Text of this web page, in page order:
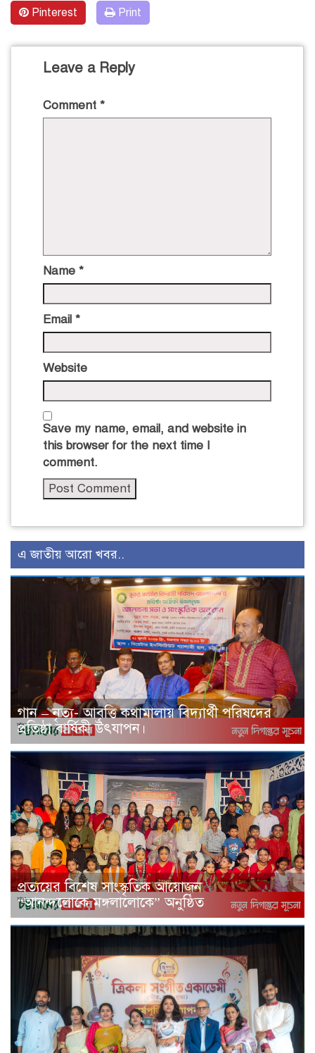
Pinterest Print
Leave a Reply
Comment *
Name *
Email *
Website
Save my name, email, and website in
this browser for the next time I
comment.
এ জাতীয় আরো খবর..
গান – নৃত্য- আবৃত্তি কথামালায় বিদ্যার্থী পরিষদের
প্রতিষ্ঠা বার্ষিকী উৎযাপন।
প্রত্যয়ের বিশেষ সাংস্কৃতিক আয়োজন
“আনন্দলোকে মঙ্গলালোকে” অনুষ্ঠিত